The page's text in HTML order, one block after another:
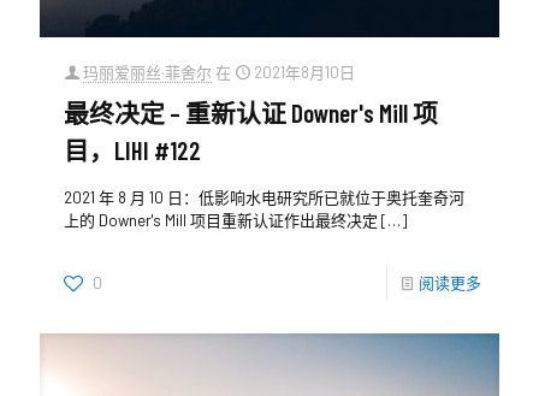
玛丽爱丽丝·菲舍尔 在 2021年8月10日
最终决定 – 重新认证 Downer's Mill 项
目，LIHI #122
2021 年 8 月 10 日：低影响水电研究所已就位于奥托奎奇河
上的 Downer's Mill 项目重新认证作出最终决定 […]
0 阅读更多